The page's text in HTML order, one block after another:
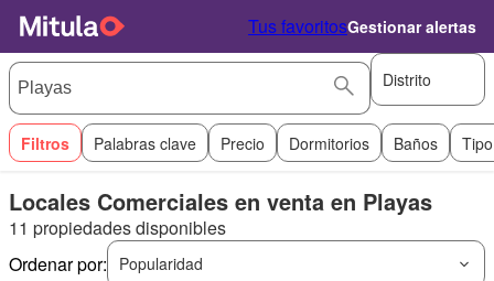
Tus favoritosGestionar alertas
Distrito
Filtros Palabras clave Precio Dormitorios Baños
Locales Comerciales en venta en Playas
11 propiedades disponibles
Ordenar por:
Popularidad